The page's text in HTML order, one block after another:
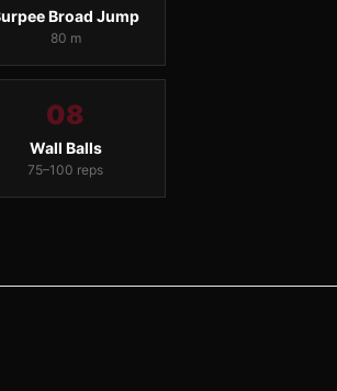
Broad Jump
80 m
08
Wall Balls
75–100 reps